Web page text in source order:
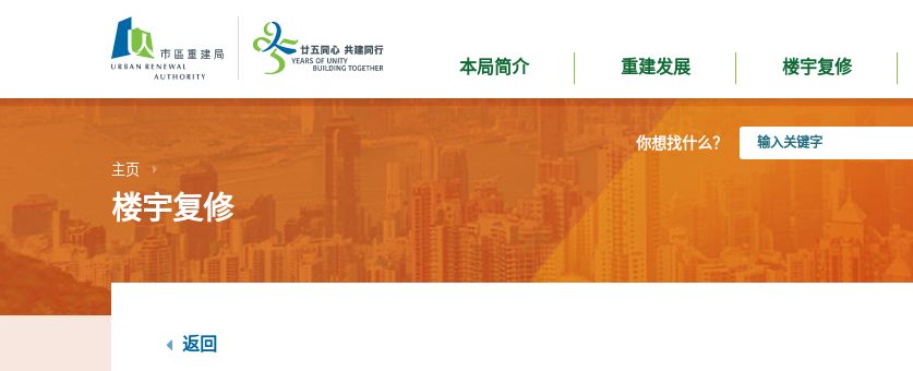
内
本局简介 重建发展 楼宇复修
你想找什么？
入
主页
楼宇复修
返回